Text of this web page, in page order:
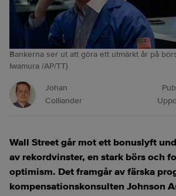
Bankerna ser ut att göra ett utmärkt år på
Iwamura /AP/TT)
Johan
Colliander
Wall Street går mot ett bonuslyft
av rekordvinster, en stark börs och
optimism. Det framgår av färska
kompensationskonsulten Johnson